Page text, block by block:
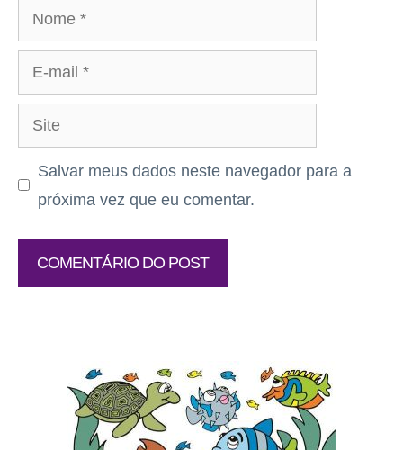
Nome
mail
Site
Salvar meus dados neste navegador para a
próxima vez que eu comentar.